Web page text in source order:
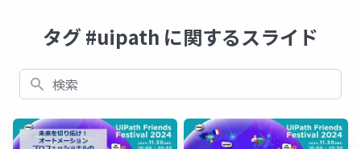
タグ #uipath に関するスライド
検索